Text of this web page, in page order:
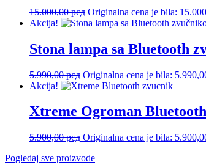
15.000,00рсд Originalna cena je bila:
Akcija!
Stona lampa sa Bluetooth
5.990,00рсд Originalna cena je bila:
Akcija!
Xtreme Ogroman
5.900,00рсд Originalna cena je bila:
Pogledaj sve proizvode